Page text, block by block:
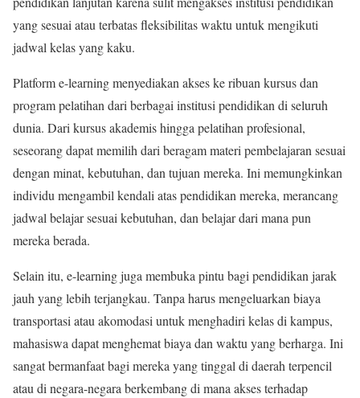
yang sesuai atau terbatas fleksibilitas waktu untuk mengikuti
jadwal kelas yang kaku.
Platform e-learning menyediakan akses ke ribuan kursus dan
program pelatihan dari berbagai institusi pendidikan di seluruh
dunia. Dari kursus akademis hingga pelatihan profesional,
seseorang dapat memilih dari beragam materi pembelajaran sesuai
dengan minat, kebutuhan, dan tujuan mereka. Ini memungkinkan
individu mengambil kendali atas pendidikan mereka, merancang
jadwal belajar sesuai kebutuhan, dan belajar dari mana pun
mereka berada.
Selain itu, e-learning juga membuka pintu bagi pendidikan jarak
jauh yang lebih terjangkau. Tanpa harus mengeluarkan biaya
transportasi atau akomodasi untuk menghadiri kelas di kampus,
mahasiswa dapat menghemat biaya dan waktu yang berharga. Ini
sangat bermanfaat bagi mereka yang tinggal di daerah terpencil
atau di negara-negara berkembang di mana akses terhadap